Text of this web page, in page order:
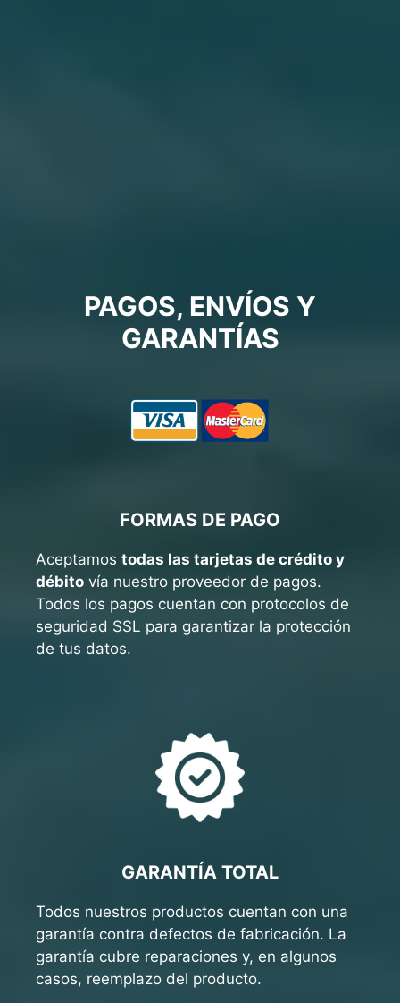
PAGOS, ENVÍOS Y
GARANTÍAS
FORMAS DE PAGO
Aceptamos todas las tarjetas de crédito y
débito vía nuestro proveedor de pagos.
Todos los pagos cuentan con protocolos de
seguridad SSL para garantizar la protección
de tus datos.
GARANTÍA TOTAL
Todos nuestros productos cuentan con una
garantía contra defectos de fabricación. La
garantía cubre reparaciones y, en algunos
casos, reemplazo del producto.